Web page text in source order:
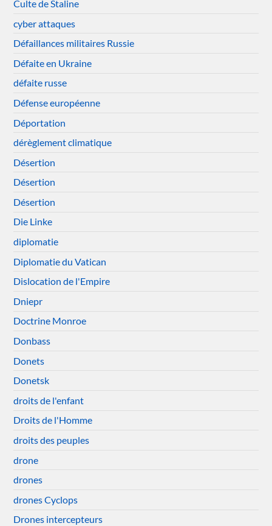
Culte de Staline
cyber attaques
Défaillances militaires Russie
Défaite en Ukraine
défaite russe
Défense européenne
Déportation
dérèglement climatique
Désertion
Désertion
Désertion
Die Linke
diplomatie
Diplomatie du Vatican
Dislocation de l'Empire
Dniepr
Doctrine Monroe
Donbass
Donets
Donetsk
droits de l'enfant
Droits de l'Homme
droits des peuples
drone
drones
drones Cyclops
Drones intercepteurs